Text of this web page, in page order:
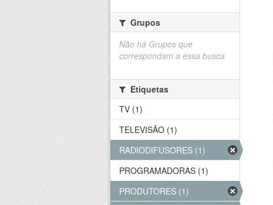
Grupos
Não há Grupos que
correspondam a essa busca
Etiquetas
TV (1)
TELEVISÃO (1)
RADIODIFUSORES (1)
PROGRAMADORAS (1)
PRODUTORES (1)